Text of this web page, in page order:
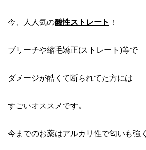
今、大人気の酸性ストレート ！
ブリーチや縮毛矯正(ストレート)等で
ダメージが酷くて断られてた方には
すごいオススメです。
今までのお薬はアルカリ性で匂いも強く